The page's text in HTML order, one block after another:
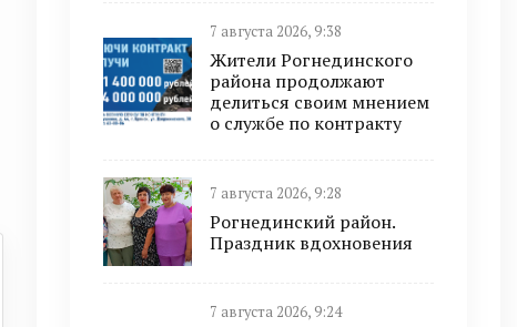
7 августа 2026, 9:38
Жители Рогнединского
района продолжают
делиться своим мнением
о службе по контракту
7 августа 2026, 9:28
Рогнединский район.
Праздник вдохновения
7 августа 2026, 9:24